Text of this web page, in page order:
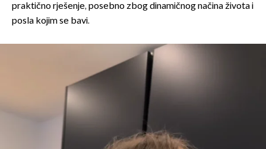
praktično rješenje, posebno zbog dinamičnog načina života i
posla kojim se bavi.